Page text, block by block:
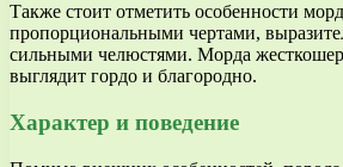
Также стоит отметить особенности
пропорциональными чертами,
сильными челюстями. Морда
выглядит гордо и благородно.
Характер и поведение